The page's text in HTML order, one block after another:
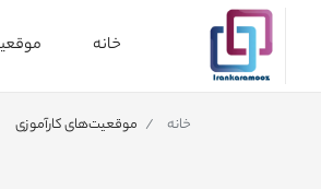
خانه
خانه موقعیت‌های کارآموزی